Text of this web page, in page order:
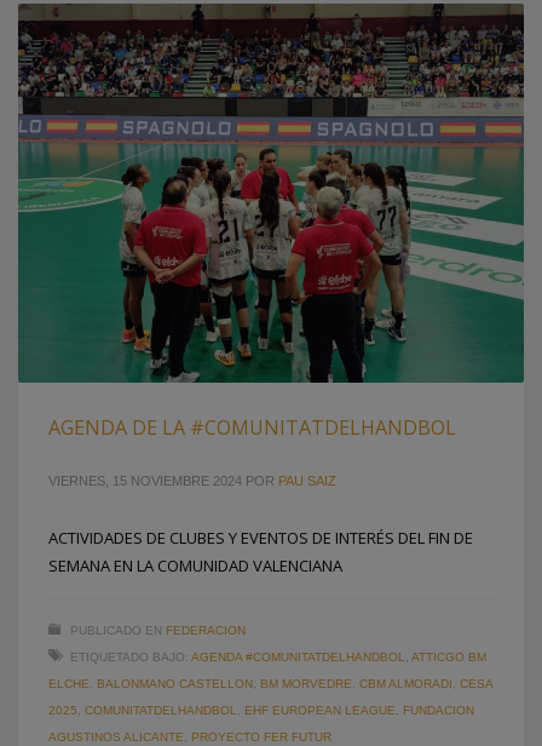
AGENDA DE LA #COMUNITATDELHANDBOL
VIERNES, 15 NOVIEMBRE 2024 POR PAU SAIZ
ACTIVIDADES DE CLUBES Y EVENTOS DE INTERÉS DEL FIN DE
SEMANA EN LA COMUNIDAD VALENCIANA
PUBLICADO EN FEDERACION
ETIQUETADO BAJO: AGENDA #COMUNITATDELHANDBOL
ATTICGO BM
ELCHE
BALONMANO CASTELLON BM MORVEDRE CBM ALMORADI
CESA
2025
COMUNITATDELHANDBOL EHF EUROPEAN LEAGUE
FUNDACION
AGUSTINOS ALICANTE
PROYECTO FER FUTUR